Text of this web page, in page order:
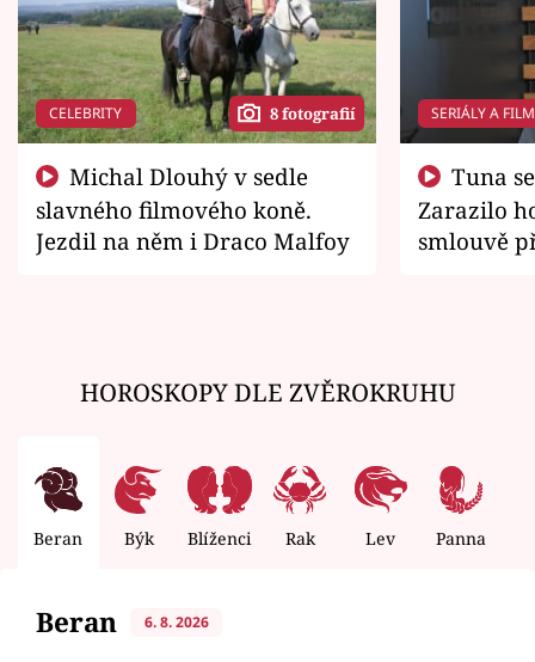
CELEBRITY 8 fotografií
slavného filmového koně.
Jezdil na něm i Draco Malfoy
SERIÁLY A
Zarazilo
smlouvě
HOROSKOPY DLE ZVĚROKRUHU
Beran Býk Blíženci Rak Lev Panna
Beran 6. 8. 2026